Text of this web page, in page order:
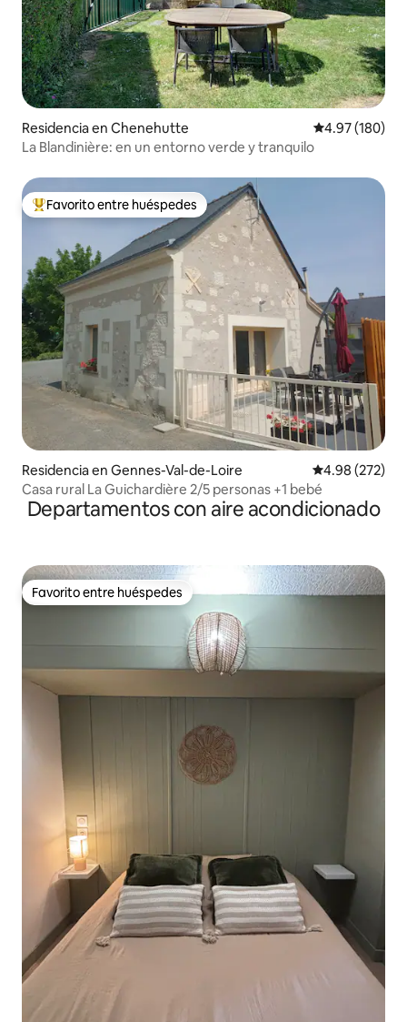
Residencia en Chenehutte Calificación
4.97 (180)
La Blandinière: en un entorno verde y tranquilo
De los mejores en Favorito entre huéspedes
Favorito entre huéspedes
Residencia en Gennes-Val-de-Loire Calificación
4.98 (272)
Casa rural La Guichardière 2/5 personas +1 bebé
Departamentos con aire acondicionado
Favorito entre huéspedes
Favorito entre huéspedes